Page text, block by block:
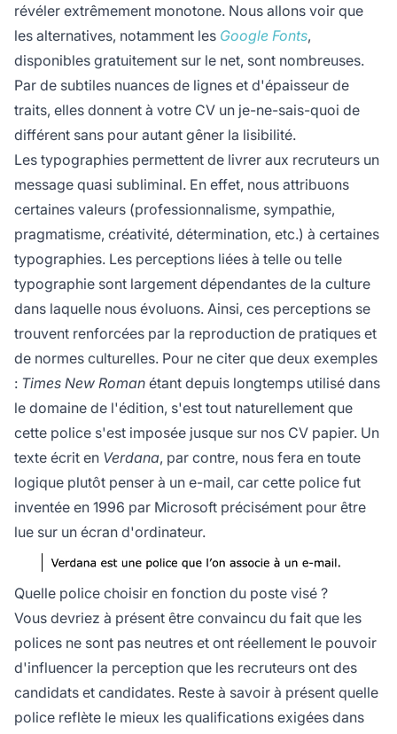
révéler extrêmement monotone. Nous allons voir que
les alternatives, notamment les Google Fonts,
disponibles gratuitement sur le net, sont nombreuses.
Par de subtiles nuances de lignes et d'épaisseur de
traits, elles donnent à votre CV un je-ne-sais-quoi de
différent sans pour autant gêner la lisibilité.
Les typographies permettent de livrer aux recruteurs un
message quasi subliminal. En effet, nous attribuons
certaines valeurs (professionnalisme, sympathie,
pragmatisme, créativité, détermination, etc.) à certaines
typographies. Les perceptions liées à telle ou telle
typographie sont largement dépendantes de la culture
dans laquelle nous évoluons. Ainsi, ces perceptions se
trouvent renforcées par la reproduction de pratiques et
de normes culturelles. Pour ne citer que deux exemples
: Times New Roman étant depuis longtemps utilisé dans
le domaine de l'édition, s'est tout naturellement que
cette police s'est imposée jusque sur nos CV papier. Un
texte écrit en Verdana, par contre, nous fera en toute
logique plutôt penser à un e-mail, car cette police fut
inventée en 1996 par Microsoft précisément pour être
lue sur un écran d'ordinateur.
Quelle police choisir en fonction du poste visé ?
Vous devriez à présent être convaincu du fait que les
polices ne sont pas neutres et ont réellement le pouvoir
d'influencer la perception que les recruteurs ont des
candidats et candidates. Reste à savoir à présent quelle
police reflète le mieux les qualifications exigées dans